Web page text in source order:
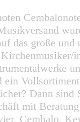
das große
Dann
mit
Cembalo,